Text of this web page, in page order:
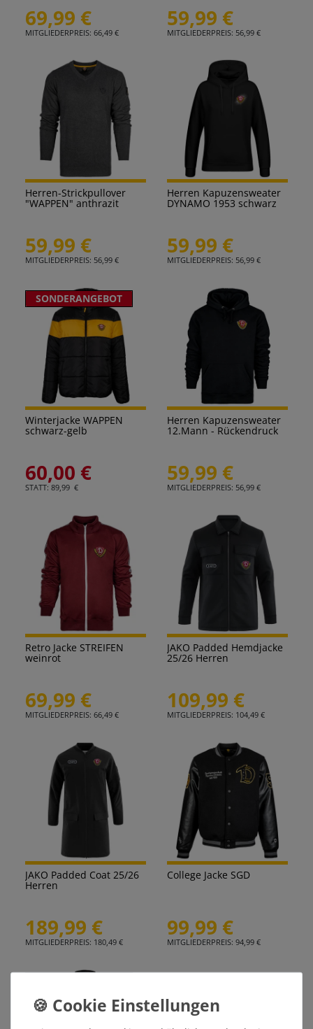
69,99 €
MITGLIEDERPREIS: 66,49 €
59,99 €
MITGLIEDERPREIS: 56,99 €
Herren-Strickpullover
"WAPPEN" anthrazit
59,99 €
MITGLIEDERPREIS: 56,99 €
Herren Kapuzensweater
DYNAMO 1953 schwarz
59,99 €
MITGLIEDERPREIS: 56,99 €
SONDERANGEBOT
Winterjacke WAPPEN
schwarz-gelb
60,00 €
STATT: 89,99 €
Herren Kapuzensweater
12.Mann - Rückendruck
59,99 €
MITGLIEDERPREIS: 56,99 €
Retro Jacke STREIFEN
weinrot
69,99 €
MITGLIEDERPREIS: 66,49 €
JAKO Padded Hemdjacke
25/26 Herren
109,99 €
MITGLIEDERPREIS: 104,49 €
JAKO Padded Coat 25/26
Herren
189,99 €
MITGLIEDERPREIS: 180,49 €
College Jacke SGD
99,99 €
MITGLIEDERPREIS: 94,99 €